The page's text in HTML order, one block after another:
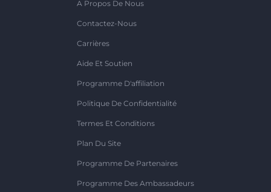
A Propos De Nous
Contactez-Nous
Carrières
Aide Et Soutien
Programme D'affiliation
Politique De Confidentialité
Termes Et Conditions
Plan Du Site
Programme De Partenaires
Programme Des Ambassadeurs